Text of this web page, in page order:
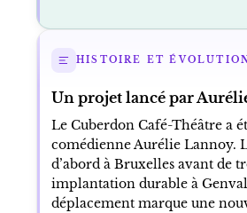
HISTOIRE ET ÉVOLUTION
Un projet lancé par
Le Cuberdon Café-Théâtre a
comédienne Aurélie Lannoy.
d’abord à Bruxelles avant de
implantation durable à
déplacement marque une